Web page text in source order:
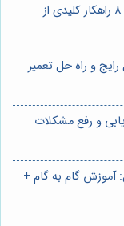
⭐️ راهنمای جامع تعمیر ماکروفر در منزل: 8 راهکار کلیدی از
خراب میشه؟ 10 مشکل رایج و راه حل تعمیر
و رفع مشکلات
آموزش گام به گام +